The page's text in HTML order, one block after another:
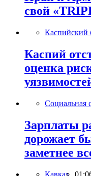
свой
Каспийский
Каспий
оценка
Социальная
Зарплаты
дорожает
заметнее
Кавказ,